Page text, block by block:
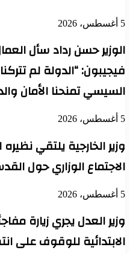
5 أغسطس، 2026
الوزير حسن رداد سأل
فيجيبون: “الدولة لم
السيسي تمنحنا الأمان
5 أغسطس، 2026
وزير الخارجية يلتقي
الاجتماع الوزاري حول
5 أغسطس، 2026
وزير العدل يجري زيارة
الابتدائية للوقوف على